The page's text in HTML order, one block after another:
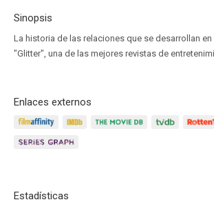
Sinopsis
La historia de las relaciones que se desarrollan
"Glitter", una de las mejores revistas de
Enlaces externos
Estadísticas